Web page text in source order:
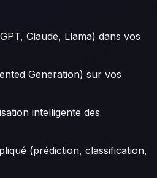
Claude, Llama) dans vos
Generation) sur vos
intelligente des
(prédiction, classification,